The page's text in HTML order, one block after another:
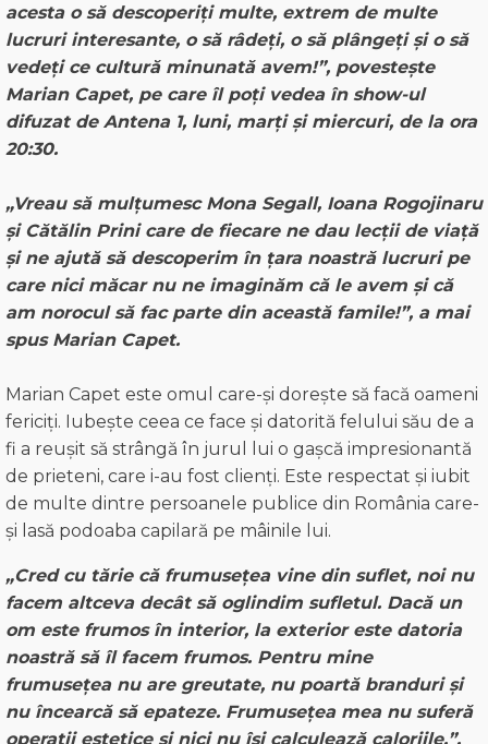
acesta o să descoperiți multe, extrem de multe
lucruri interesante, o să râdeți, o să plângeți și o să
vedeți ce cultură minunată avem!”, povestește
Marian Capet, pe care îl poți vedea în show-ul
difuzat de Antena 1, luni, marți și miercuri, de la ora
20:30.
„Vreau să mulțumesc Mona Segall, Ioana Rogojinaru
și Cătălin Prini care de fiecare ne dau lecții de viață
și ne ajută să descoperim în țara noastră lucruri pe
care nici măcar nu ne imaginăm că le avem și că
am norocul să fac parte din această famile!”, a mai
spus Marian Capet.
Marian Capet este omul care-și dorește să facă oameni
fericiți. Iubește ceea ce face și datorită felului său de a
fi a reușit să strângă în jurul lui o gașcă impresionantă
de prieteni, care i-au fost clienți. Este respectat și iubit
de multe dintre persoanele publice din România care-
și lasă podoaba capilară pe mâinile lui.
„Cred cu tărie că frumusețea vine din suflet, noi nu
facem altceva decât să oglindim sufletul. Dacă un
om este frumos în interior, la exterior este datoria
noastră să îl facem frumos. Pentru mine
frumusețea nu are greutate, nu poartă branduri și
nu încearcă să epateze. Frumusețea mea nu suferă
operații estetice și nici nu își calculează caloriile.”,